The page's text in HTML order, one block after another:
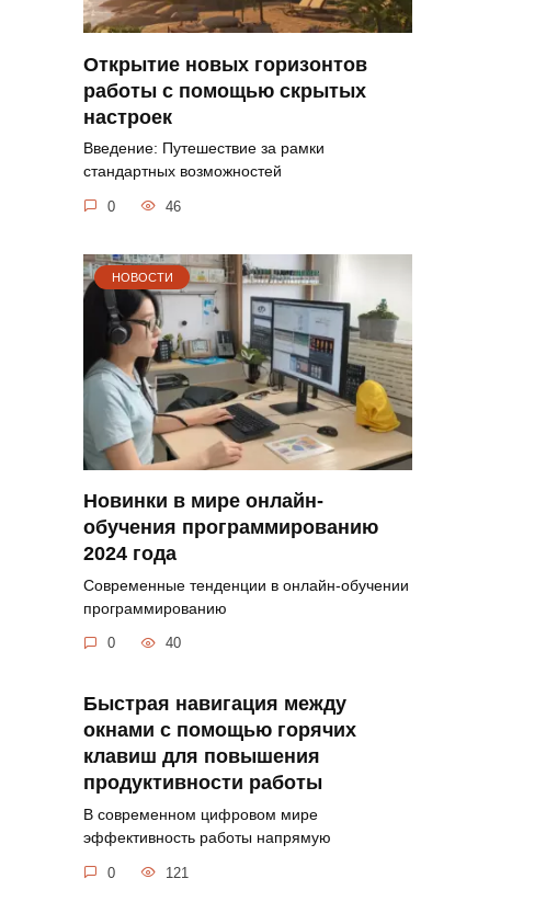
Открытие новых горизонтов
работы с помощью скрытых
настроек
Введение: Путешествие за рамки
стандартных возможностей
0 46
НОВОСТИ
Новинки в мире онлайн-
обучения программированию
2024 года
Современные тенденции в онлайн-обучении
программированию
0 40
Быстрая навигация между
окнами с помощью горячих
клавиш для повышения
продуктивности работы
В современном цифровом мире
эффективность работы напрямую
0 121